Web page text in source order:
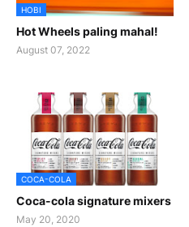
HOBI
Hot Wheels paling mahal!
August 07, 2022
COCA-COLA
Coca-cola signature mixers
May 20, 2020